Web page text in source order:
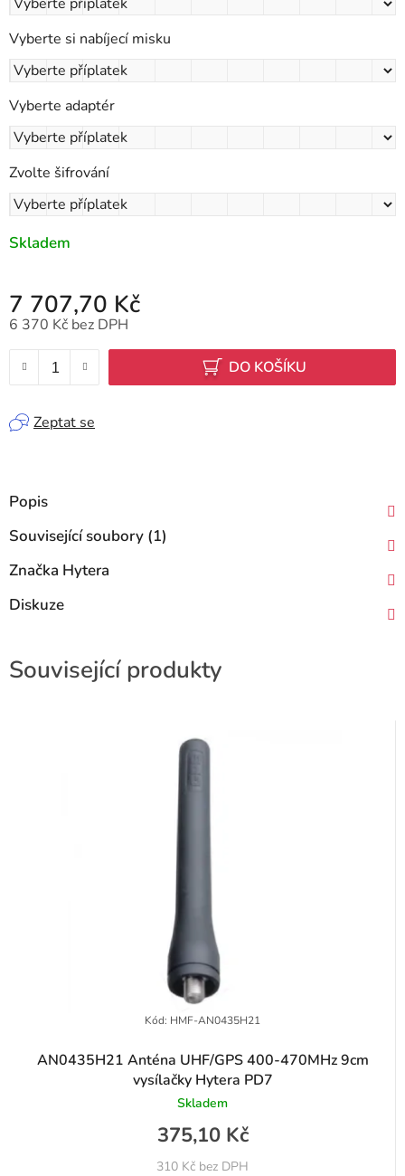
Vyberte si nabíjecí misku
Vyberte adaptér
Zvolte šifrování
Skladem
7 707,70 Kč
6 370 Kč bez DPH
DO KOŠÍKU
Zeptat se
Popis
Související soubory (1)
Značka Hytera
Diskuze
Související produkty
AN0435H21 Anténa UHF/GPS 400-470MHz 9cm
vysílačky Hytera PD7
Skladem
310 Kč bez DPH
375,10 Kč
Kód: HMF-AN0435H21